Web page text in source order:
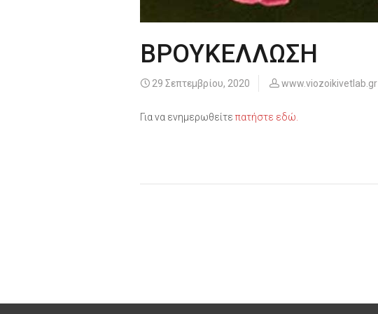
ΒΡΟΥΚΕΛΛΩΣΗ
29 Σεπτεμβρίου, 2020 www.viozoikivetlab.gr
Για να ενημερωθείτε πατήστε εδώ.